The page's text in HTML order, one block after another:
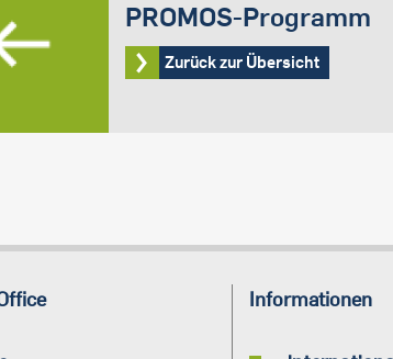
PROMOS-Programm
Zurück zur Übersicht
Informationen